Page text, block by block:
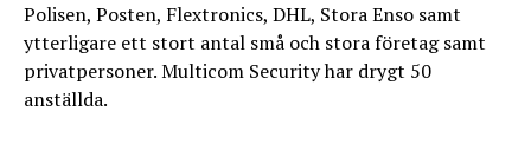
Polisen, Posten, Flextronics, DHL, Stora Enso samt
ytterligare ett stort antal små och stora företag samt
privatpersoner. Multicom Security har drygt 50
anställda.